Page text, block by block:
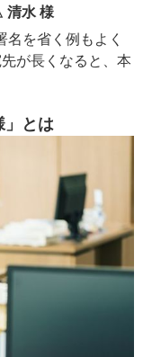
清水 様
を省く例もよく
が長くなると、本
」とは